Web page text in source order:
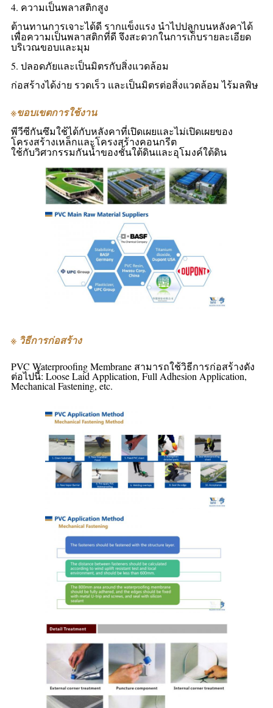
4. ความเป็นพลาสติกสูง
ต้านทานการเจาะได้ดี รากแข็งแรง นำไปปลูกบนหลังคาได้
เพื่อความเป็นพลาสติกที่ดี จึงสะดวกในการเก็บรายละเอียด
บริเวณขอบและมุม
5. ปลอดภัยและเป็นมิตรกับสิ่งแวดล้อม
ก่อสร้างได้ง่าย รวดเร็ว และเป็นมิตรต่อสิ่งแวดล้อม ไร้มลพิษ
※ขอบเขตการใช้งาน
พีวีซีกันซึมใช้ได้กับหลังคาที่เปิดเผยและไม่เปิดเผยของ
โครงสร้างเหล็กและโครงสร้างคอนกรีต
ใช้กับวิศวกรรมกันน้ำของชั้นใต้ดินและอุโมงค์ใต้ดิน
※ วิธีการก่อสร้าง
PVC Waterproofing Membrane สามารถใช้วิธีการก่อสร้างดัง
ต่อไปนี้: Loose Laid Application, Full Adhesion Application,
Mechanical Fastening, etc.